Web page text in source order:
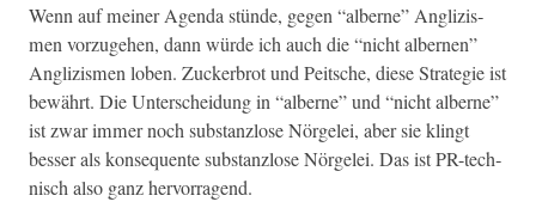
Wenn auf mein­er Agen­da stünde, gegen “alberne” Anglizis­
men vorzuge­hen, dann würde ich auch die “nicht alber­nen”
Anglizis­men loben. Zucker­brot und Peitsche, diese Strate­gie ist
bewährt. Die Unter­schei­dung in “alberne” und “nicht alberne”
ist zwar immer noch sub­stan­zlose Nörgelei, aber sie klingt
bess­er als kon­se­quente sub­stan­zlose Nörgelei. Das ist PR-tech­
nisch also ganz hervorragend.